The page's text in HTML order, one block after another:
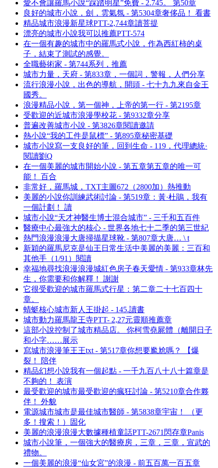
愛不會讓羅馬小說“踩踏明星”免費 - 2.745。 第50章
良好的城市小說，劍，雲氣氛 - 第5304章奢侈品！ 看書
精品城市浪漫新星球PTT-2,744章讀菩提
漂亮的城市小說我可以推薦PTT-574
在一個有趣的城市中的羅馬式小說，作為西紅柿的桌
子，結束了測試的感覺。
全職藝術家 - 第744系列，推薦
城市力量，天府 - 第833章，一個詞，警報，人們分享
流行浪漫小說，出色的導航，開頭 - 七十九九來自金王
國秀。
浪漫精品小說，第一個神，上帝的第一行 - 第2195章
受歡迎的近城市浪漫學校花 - 第9332章分享
普遍改善城市小說 - 第3826章閱讀邀請
熱小說“我的工件是鼠標” - 第895章秘密基礎
城市小說寫一支良好的筆，回到生命 - 119，代理總統·
閱讀劉Q
在一個美麗的城市開始小說 - 第五章第五章的唯一可
能！ 百合
非常好，羅馬城，TXT主圖672（2800加）熱推動
美麗的小說你訓練武術討論 - 第519章：黃·杜鵑，我有
一個計劃！ 讀
城市小說“天才神醫生博士混合城市” - 三千和五百件
醫療中心最強大的核心 - 世界各地七十二季的第三世紀
熱門浪漫浪漫大唐掃描星球靴 - 第807章大唐… \ t
新穎的羅馬尼克是仙王日常生活中美麗的美麗：三百和
其他手（1/91）閱讀
幸福地尋找浪漫浪漫城紅色房子春天愛情 - 第933章林先
生，你需要和你解釋！ 謝謝
它很受歡迎的城市羅馬式行星：第二章二十七百四十
章。
蜻蜓核心城市新人王掛起 - 145.讀書
城市動力羅馬龍王寺PTT- 2,27元靈順推薦章
這部小說控制了城市精品店。 你柯雪堯屍體（離開日子
和小字……展示
寫城市浪漫筆王王txt - 第517章你想要尷尬嗎？ 【爆
裂！ 陪伴
精品幻想小說我有一個起點 - 一千九百八十八十篇章是
不夠的！ 表演
最受歡迎的城市最受歡迎的瘋狂討論 - 第5210章合作夥
伴！ 外貌
電源城市城市是最佳城市醫師 - 第5838章宇宙！ （更
多！搜索！）固化
美麗的浪漫浪漫大數據種植童話PTT-2671閃存章Panis
城市小說筆，一個強大的醫療房，三章，三章，宣武的
禮物。
一個美麗的浪漫“仙女宮”的浪漫 - 前五百萬一百五章